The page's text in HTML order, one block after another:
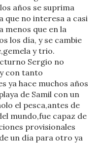
años se suprima
que no interesa a casi
menos que en la
los día, y se cambie
y trio.
Sergio no
con tanto
ya hace muchos años
de Samil con un
el pesca,antes de
mundo,fue capaz de
provisionales
un día para otro ya